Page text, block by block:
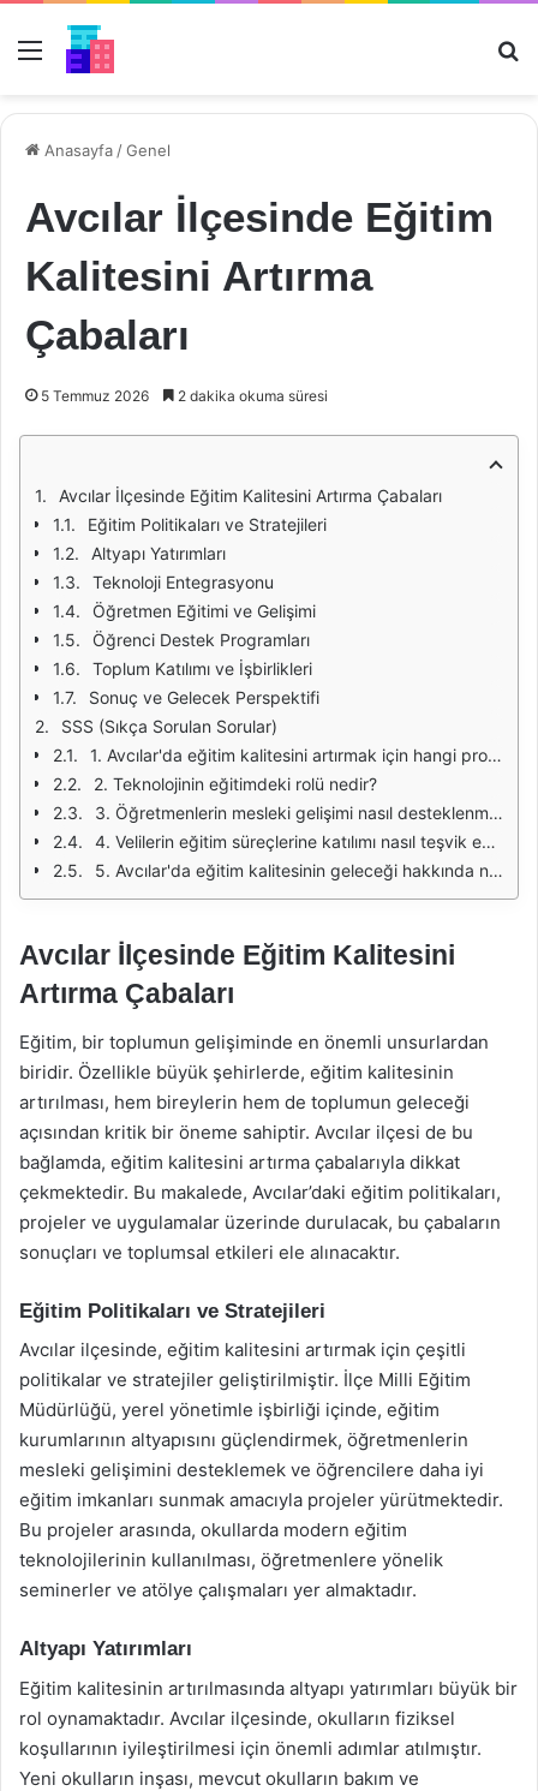
Menü
Anasayfa /Genel
Avcılar İlçesinde Eğitim
Kalitesini Artırma
Çabaları
5 Temmuz 2026 2 dakika okuma süresi
Avcılar İlçesinde Eğitim Kalitesini Artırma Çabaları
Eğitim Politikaları ve Stratejileri
Altyapı Yatırımları
Teknoloji Entegrasyonu
Öğretmen Eğitimi ve Gelişimi
Öğrenci Destek Programları
Toplum Katılımı ve İşbirlikleri
Sonuç ve Gelecek Perspektifi
SSS (Sıkça Sorulan Sorular)
1. Avcılar'da eğitim kalitesini artırmak için hangi projeler uygulanmaktadır?
2. Teknolojinin eğitimdeki rolü nedir?
3. Öğretmenlerin mesleki gelişimi nasıl desteklenmektedir?
4. Velilerin eğitim süreçlerine katılımı nasıl teşvik edilmektedir?
5. Avcılar'da eğitim kalitesinin geleceği hakkında ne düşünülmektedir?
Avcılar İlçesinde Eğitim Kalitesini
Artırma Çabaları
Eğitim, bir toplumun gelişiminde en önemli unsurlardan
biridir. Özellikle büyük şehirlerde, eğitim kalitesinin
artırılması, hem bireylerin hem de toplumun geleceği
açısından kritik bir öneme sahiptir. Avcılar ilçesi de bu
bağlamda, eğitim kalitesini artırma çabalarıyla dikkat
çekmektedir. Bu makalede, Avcılar’daki eğitim politikaları,
projeler ve uygulamalar üzerinde durulacak, bu çabaların
sonuçları ve toplumsal etkileri ele alınacaktır.
Eğitim Politikaları ve Stratejileri
Avcılar ilçesinde, eğitim kalitesini artırmak için çeşitli
politikalar ve stratejiler geliştirilmiştir. İlçe Milli Eğitim
Müdürlüğü, yerel yönetimle işbirliği içinde, eğitim
kurumlarının altyapısını güçlendirmek, öğretmenlerin
mesleki gelişimini desteklemek ve öğrencilere daha iyi
eğitim imkanları sunmak amacıyla projeler yürütmektedir.
Bu projeler arasında, okullarda modern eğitim
teknolojilerinin kullanılması, öğretmenlere yönelik
seminerler ve atölye çalışmaları yer almaktadır.
Altyapı Yatırımları
Eğitim kalitesinin artırılmasında altyapı yatırımları büyük bir
rol oynamaktadır. Avcılar ilçesinde, okulların fiziksel
koşullarının iyileştirilmesi için önemli adımlar atılmıştır.
Yeni okulların inşası, mevcut okulların bakım ve